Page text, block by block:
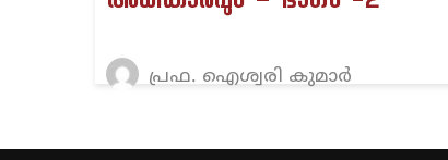
പ്രഫ. ഐശ്വരി കുമാർ